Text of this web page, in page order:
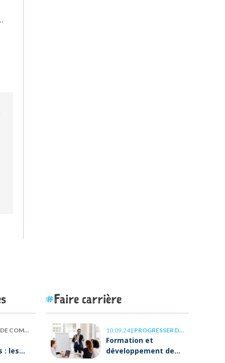
: les
Faire carrière
10.09.24| PROGRESSER DANS SA CARRIÈRE
Formation et
développement des